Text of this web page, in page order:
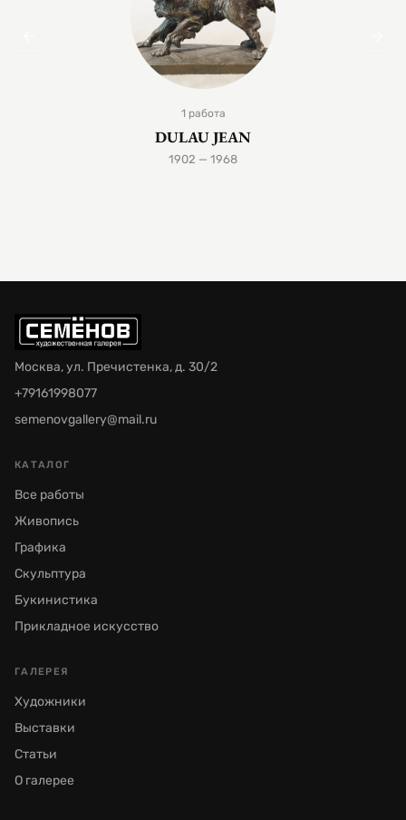
1 работа
DULAU JEAN
1902 — 1968
Москва, ул. Пречистенка, д. 30/2
+79161998077
semenovgallery@mail.ru
КАТАЛОГ
Все работы
Живопись
Графика
Скульптура
Букинистика
Прикладное искусство
ГАЛЕРЕЯ
Художники
Выставки
Статьи
О галерее